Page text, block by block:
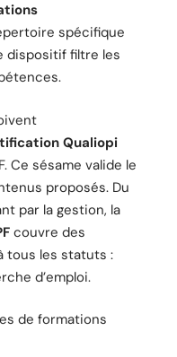
spécifique
dispositif filtre les
Qualiopi
Ce sésame valide le
proposés. Du
par la gestion, la
couvre des
tous les statuts :
d’emploi.
de formations